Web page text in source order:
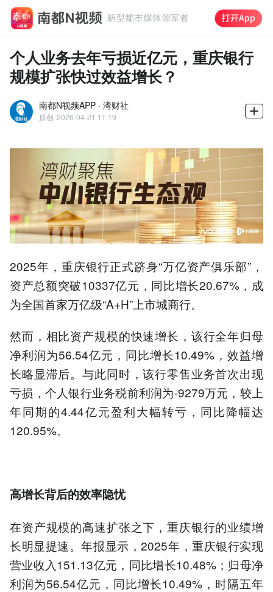
个人业务去年亏损近亿元，重庆银行
规模扩张快过效益增长？
南都N视频APP · 湾财社
原创 2026-04-21 11:19
2025年，重庆银行正式跻身“万亿资产俱乐部”，
资产总额突破10337亿元，同比增长20.67%，成
为全国首家万亿级“A+H”上市城商行。
然而，相比资产规模的快速增长，该行全年归母
净利润为56.54亿元，同比增长10.49%，效益增
长略显滞后。与此同时，该行零售业务首次出现
亏损，个人银行业务税前利润为-9279万元，较上
年同期的4.44亿元盈利大幅转亏，同比降幅达
120.95%。
高增长背后的效率隐忧
在资产规模的高速扩张之下，重庆银行的业绩增
长明显提速。年报显示，2025年，重庆银行实现
营业收入151.13亿元，同比增长10.48%；归母净
利润为56.54亿元，同比增长10.49%，时隔五年